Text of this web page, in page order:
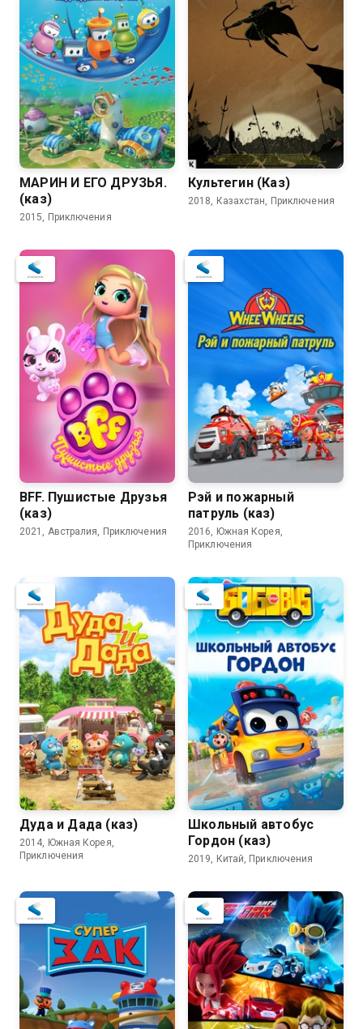
МАРИН И ЕГО ДРУЗЬЯ.
(каз)
2015, Приключения
Культегин (Каз)
2018, Казахстан, Приключения
BFF. Пушистые Друзья
(каз)
2021, Австралия, Приключения
Рэй и пожарный
патруль (каз)
2016, Южная Корея,
Приключения
Дуда и Дада (каз)
2014, Южная Корея,
Приключения
Школьный автобус
Гордон (каз)
2019, Китай, Приключения